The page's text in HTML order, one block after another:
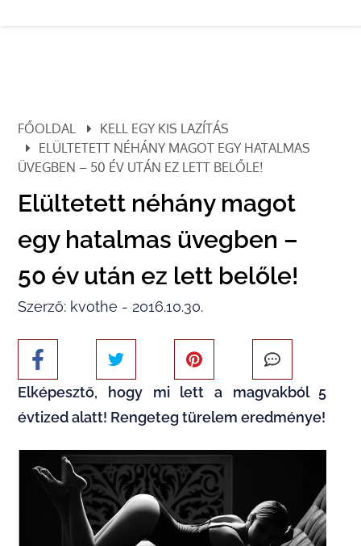
FŐOLDAL
KELL EGY KIS LAZÍTÁS
ELÜLTETETT NÉHÁNY MAGOT EGY HATALMAS
ÜVEGBEN – 50 ÉV UTÁN EZ LETT BELŐLE!
Elültetett néhány magot
egy hatalmas üvegben –
50 év után ez lett belőle!
Szerző: kvothe - 2016.10.30.
Elképesztő, hogy mi lett a magvakból 5
évtized alatt! Rengeteg türelem eredménye!